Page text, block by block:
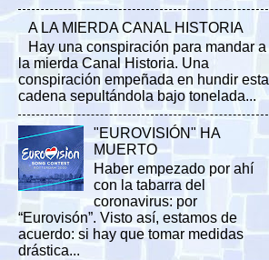
A LA MIERDA CANAL HISTORIA
Hay una conspiración para mandar a
la mierda Canal Historia. Una
conspiración empeñada en hundir esta
cadena sepultándola bajo tonelada...
"EUROVISIÓN" HA
MUERTO
Haber empezado por ahí
con la tabarra del
coronavirus: por
“Eurovisón”. Visto así, estamos de
acuerdo: si hay que tomar medidas
drástica...